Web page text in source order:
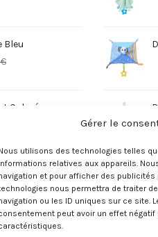
Gérer le
utilisons des technologies telles
relatives aux appareils.
et pour afficher des
nous permettra de traiter
ou les ID uniques sur ce site.
peut avoir un effet
Bleu
€
Coloré